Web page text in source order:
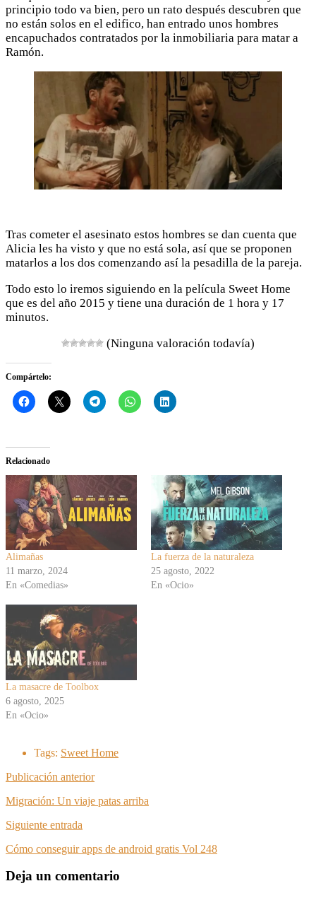
principio todo va bien, pero un rato después descubren que
no están solos en el edifico, han entrado unos hombres
encapuchados contratados por la inmobiliaria para matar a
Ramón.
Tras cometer el asesinato estos hombres se dan cuenta que
Alicia les ha visto y que no está sola, así que se proponen
matarlos a los dos comenzando así la pesadilla de la pareja.
Todo esto lo iremos siguiendo en la película Sweet Home
que es del año 2015 y tiene una duración de 1 hora y 17
minutos.
(Ninguna valoración todavía)
Compártelo:
Relacionado
Alimañas
11 marzo, 2024
En «Comedias»
La fuerza de la naturaleza
25 agosto, 2022
En «Ocio»
La masacre de Toolbox
6 agosto, 2025
En «Ocio»
Tags: Sweet Home
Publicación anterior
Migración: Un viaje patas arriba
Siguiente entrada
Cómo conseguir apps de android gratis Vol 248
Deja un comentario